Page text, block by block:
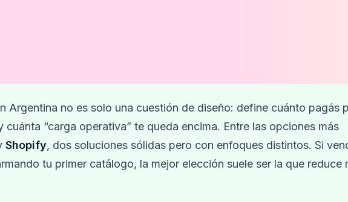
Argentina no es solo una cuestión de diseño: define cuánto pagás
“carga operativa” te queda encima. Entre las opciones más
Shopify, dos soluciones sólidas pero con enfoques distintos. Si
tu primer catálogo, la mejor elección suele ser la que reduce